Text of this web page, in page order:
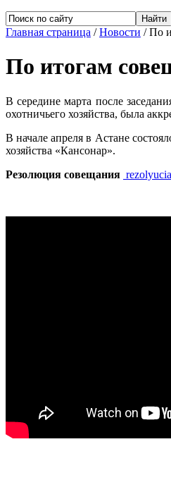
Главная страница /Новости /По
По итогам
В середине марта после
охотничьего хозяйства, была
В начале апреля в Астане
хозяйства «Кансонар».
Резолюция совещания rezolyucia